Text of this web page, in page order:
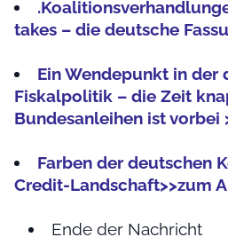
takes – die deutsche
Ein Wendepunkt in der
Fiskalpolitik – die Zeit
Bundesanleihen ist vorbei
Farben der deutschen
Credit-Landschaft>>zum
Ende der Nachricht